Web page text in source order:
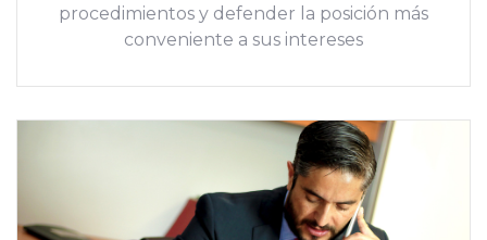
procedimientos y defender la posición más
conveniente a sus intereses